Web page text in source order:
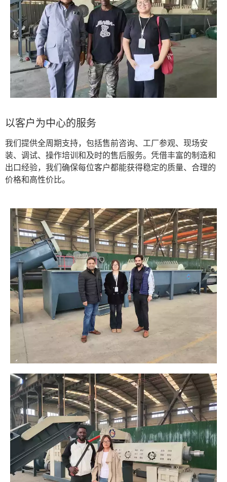
以客户为中心的服务
我们提供全周期支持，包括售前咨询、工厂参观、现场安
装、调试、操作培训和及时的售后服务。凭借丰富的制造和
出口经验，我们确保每位客户都能获得稳定的质量、合理的
价格和高性价比。